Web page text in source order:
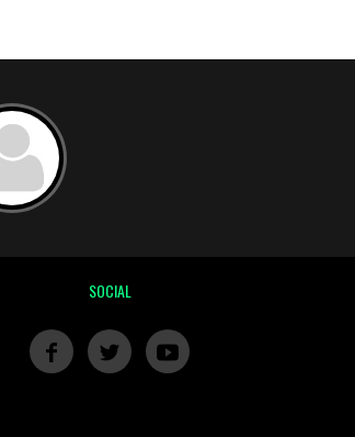
SOCIAL